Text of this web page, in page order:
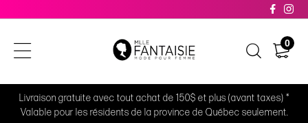
0
Livraison gratuite avec tout achat de 150$ et plus (avant taxes) *
Valable pour les résidents de la province de Québec seulement.